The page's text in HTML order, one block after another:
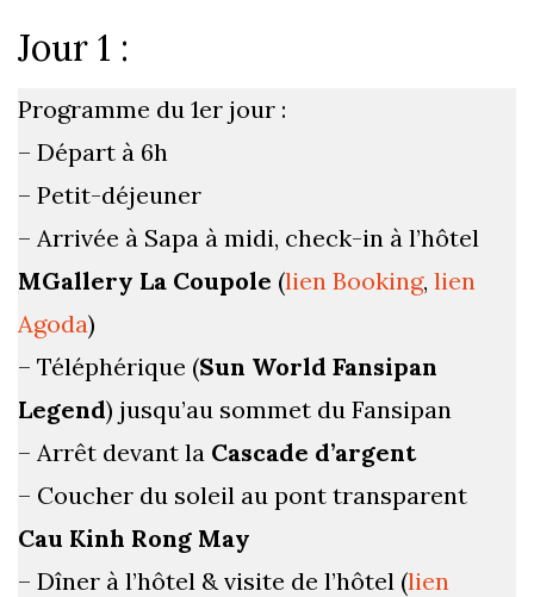
Jour 1 :
Programme du 1er jour :
– Départ à 6h
– Petit-déjeuner
– Arrivée à Sapa à midi, check-in à l’hôtel
MGallery La Coupole (lien Booking, lien
Agoda)
– Téléphérique (Sun World Fansipan
Legend) jusqu’au sommet du Fansipan
– Arrêt devant la Cascade d’argent
– Coucher du soleil au pont transparent
Cau Kinh Rong May
– Dîner à l’hôtel & visite de l’hôtel (lien